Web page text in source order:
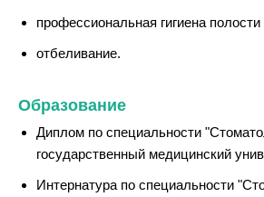
профессиональная гигиена полости
отбеливание.
Образование
Диплом по специальности
государственный медицинский
Интернатура по специальности